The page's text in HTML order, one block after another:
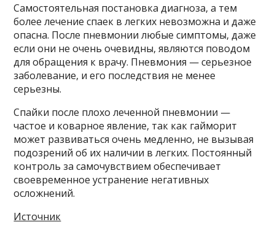
Самостоятельная постановка диагноза, а тем
более лечение спаек в легких невозможна и даже
опасна. После пневмонии любые симптомы, даже
если они не очень очевидны, являются поводом
для обращения к врачу. Пневмония — серьезное
заболевание, и его последствия не менее
серьезны.
Спайки после плохо леченной пневмонии —
частое и коварное явление, так как гайморит
может развиваться очень медленно, не вызывая
подозрений об их наличии в легких. Постоянный
контроль за самочувствием обеспечивает
своевременное устранение негативных
осложнений.
Источник